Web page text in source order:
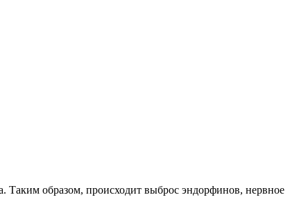
Таким образом, происходит выброс эндорфинов, нервное